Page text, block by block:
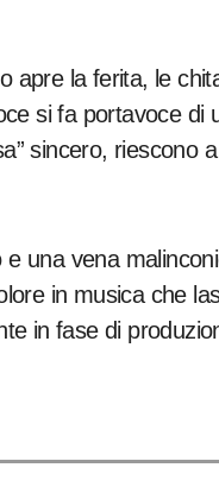
apre la ferita, le
si fa portavoce
sincero, riescono
una vena
in musica che
in fase di